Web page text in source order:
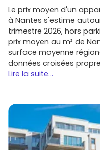
indispensables pour
Promoteurs à
Sur Blainville et
des acteurs nationaux et
Cogedim,Icade
résidences
Groupe Edouard
Promotion: acteurs
une bonne lecture
Le prix moyen d'un
à Nantes s'estime
trimestre 2026, hors
prix moyen au m² de
surface moyenne
données croisées
Lire la suite...